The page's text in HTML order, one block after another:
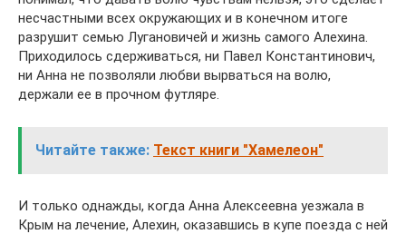
несчастными всех окружающих и в конечном итоге
разрушит семью Лугановичей и жизнь самого Алехина.
Приходилось сдерживаться, ни Павел Константинович,
ни Анна не позволяли любви вырваться на волю,
держали ее в прочном футляре.
Читайте также: Текст книги "Хамелеон"
И только однажды, когда Анна Алексеевна уезжала в
Крым на лечение, Алехин, оказавшись в купе поезда с ней